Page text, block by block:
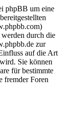
phpBB um eine
durch die
zur
auf die Art
Sie können
für bestimmte
fremder Foren